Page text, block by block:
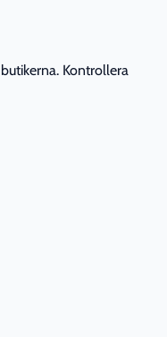
Kontrollera